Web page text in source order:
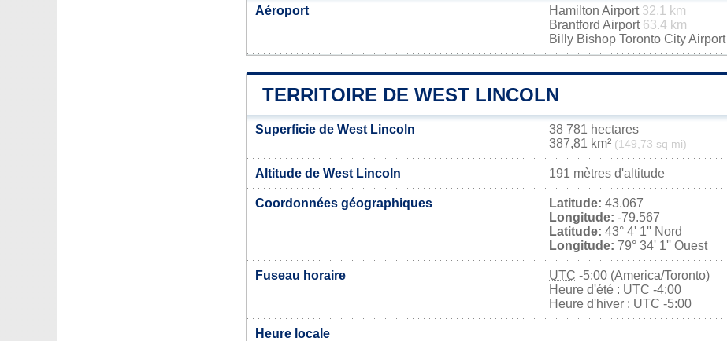
Aéroport Hamilton Airport 32.1 km
Brantford Airport 63.4 km
Billy Bishop Toronto City Airport
TERRITOIRE DE WEST LINCOLN
Superficie de West Lincoln
38 781 hectares
387,81 km² (149,73 sq mi)
Altitude de West Lincoln 191 mètres d'altitude
Coordonnées géographiques Latitude: 43.067
Longitude: -79.567
Latitude: 43° 4' 1'' Nord
Longitude: 79° 34' 1'' Ouest
Fuseau horaire UTC -5:00 (America/Toronto)
Heure d'été : UTC -4:00
Heure d'hiver : UTC -5:00
Heure locale